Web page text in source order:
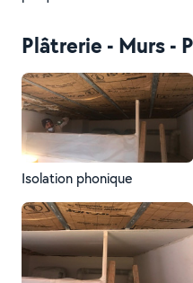
Plâtrerie - Murs -
Isolation phonique